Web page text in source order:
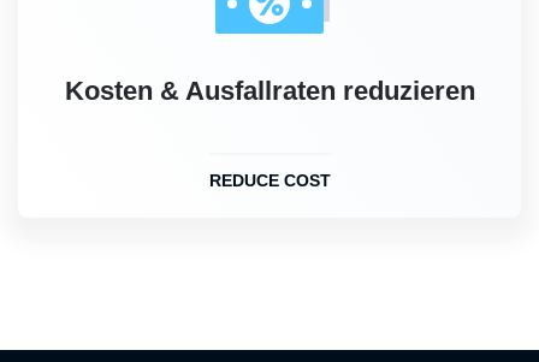
Kosten & Ausfallraten reduzieren
REDUCE COST